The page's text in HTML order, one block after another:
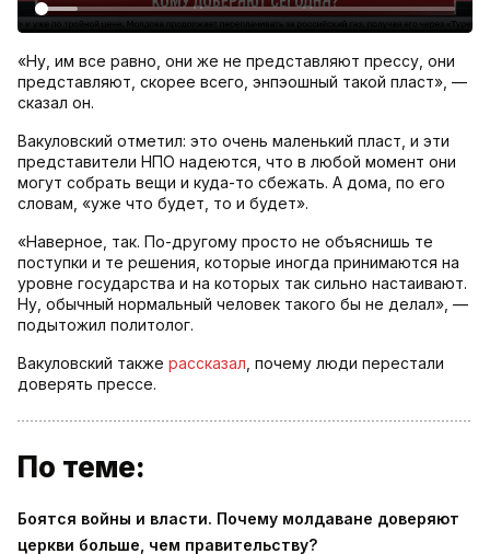
«Ну, им все равно, они же не представляют прессу, они
представляют, скорее всего, энпэошный такой пласт», —
сказал он.
Вакуловский отметил: это очень маленький пласт, и эти
представители НПО надеются, что в любой момент они
могут собрать вещи и куда-то сбежать. А дома, по его
словам, «уже что будет, то и будет».
«Наверное, так. По-другому просто не объяснишь те
поступки и те решения, которые иногда принимаются на
уровне государства и на которых так сильно настаивают.
Ну, обычный нормальный человек такого бы не делал», —
подытожил политолог.
Вакуловский также рассказал , почему люди перестали
доверять прессе.
По теме:
Боятся войны и власти. Почему молдаване доверяют
церкви больше, чем правительству?